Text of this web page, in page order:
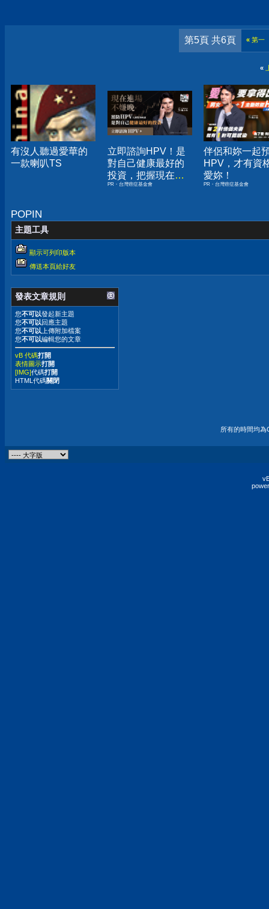
第5頁 共6頁 «第一
«
有沒人聽過愛華的
一款喇叭TS
立即諮詢HPV！是
對自己健康最好的
投資，把握現在不
嫌晚！
PR・台灣癌症基金會
伴侶和妳一起
HPV，才有資
愛妳！
PR・台灣癌症基金會
POPIN
主題工具
顯示可列印版本
傳送本頁給好友
發表文章規則
您不可以發起新主題
您不可以回應主題
您不可以 上傳附加檔案
您不可以編輯您的文章
vB 代碼打開
表情圖示打開
[IMG]代碼打開
HTML代碼關閉
所有的時間均為